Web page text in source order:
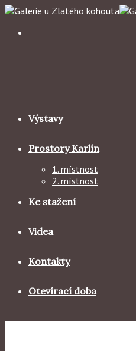
Skip
content
Výstavy
Prostory Karlín
1. místnost
2. místnost
Ke stažení
Videa
Kontakty
Otevírací doba